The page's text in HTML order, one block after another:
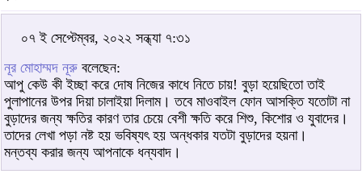
০৭ ই সেপ্টেম্বর, ২০২২ সন্ধ্যা ৭:৩১
নূর মোহাম্মদ নূরু বলেছেন:
আপু কেউ কী ইচ্ছা করে দোষ নিজের কাধে নিতে চায়! বুড়া হয়েছিতো তাই
পুলাপানের উপর দিয়া চালাইয়া দিলাম। তবে মাওবাইল ফোন আসক্তি যতোটা না
বুড়াদের জন্য ক্ষতির কারণ তার চেয়ে বেশী ক্ষতি করে শিশু, কিশোর ও যুবাদের।
তাদের লেখা পড়া নষ্ট হয় ভবিষ্যৎ হয় অন্ধকার যতটা বুড়াদের হয়না।
মন্তব্য করার জন্য আপনাকে ধন্যবাদ।